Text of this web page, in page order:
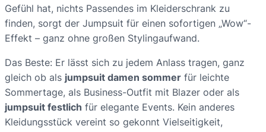
Gefühl hat, nichts Passendes im Kleiderschrank zu
finden, sorgt der Jumpsuit für einen sofortigen „Wow“-
Effekt – ganz ohne großen Stylingaufwand.
Das Beste: Er lässt sich zu jedem Anlass tragen, ganz
gleich ob als jumpsuit damen sommer für leichte
Sommertage, als Business-Outfit mit Blazer oder als
jumpsuit festlich für elegante Events. Kein anderes
Kleidungsstück vereint so gekonnt Vielseitigkeit,